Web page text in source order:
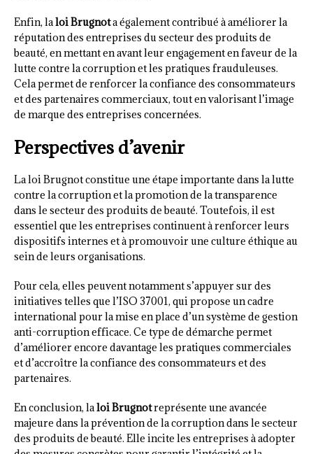
Enfin, laloi Brugnota également contribué à améliorer la
réputation des entreprises du secteur des produits de
beauté, en mettant en avant leur engagement en faveur de la
lutte contre la corruption et les pratiques frauduleuses.
Cela permet de renforcer la confiance des consommateurs
et des partenaires commerciaux, tout en valorisant l’image
de marque des entreprises concernées.
Perspectives d’avenir
La loi Brugnot constitue une étape importante dans la lutte
contre la corruption et la promotion de la transparence
dans le secteur des produits de beauté. Toutefois, il est
essentiel que les entreprises continuent à renforcer leurs
dispositifs internes et à promouvoir une culture éthique au
sein de leurs organisations.
Pour cela, elles peuvent notamment s’appuyer sur des
initiatives telles que l’ISO 37001, qui propose un cadre
international pour la mise en place d’un système de gestion
anti-corruption efficace. Ce type de démarche permet
d’améliorer encore davantage les pratiques commerciales
et d’accroître la confiance des consommateurs et des
partenaires.
En conclusion, laloi Brugnotreprésente une avancée
majeure dans la prévention de la corruption dans le secteur
des produits de beauté. Elle incite les entreprises à adopter